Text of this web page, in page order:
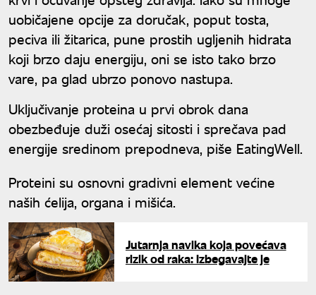
uobičajene opcije za doručak, poput tosta,
peciva ili žitarica, pune prostih ugljenih hidrata
koji brzo daju energiju, oni se isto tako brzo
vare, pa glad ubrzo ponovo nastupa.
Uključivanje proteina u prvi obrok dana
obezbeđuje duži osećaj sitosti i sprečava pad
energije sredinom prepodneva, piše EatingWell.
Proteini su osnovni gradivni element većine
naših ćelija, organa i mišića.
Jutarnja navika koja povećava
rizik od raka: Izbegavajte je